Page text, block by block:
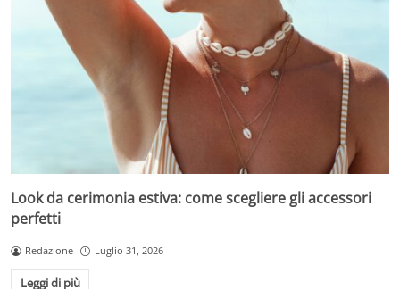
Look da cerimonia estiva: come scegliere gli accessori
perfetti
Redazione Luglio 31, 2026
Leggi di più